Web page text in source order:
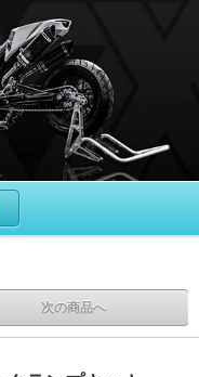
次の商品へ